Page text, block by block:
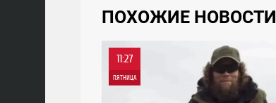
ПОХОЖИЕ НОВОСТИ
11:27
ПЯТНИЦА